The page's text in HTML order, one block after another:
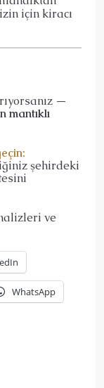
için kiracı
—
mantıklı
şehirdeki
ve
WhatsApp